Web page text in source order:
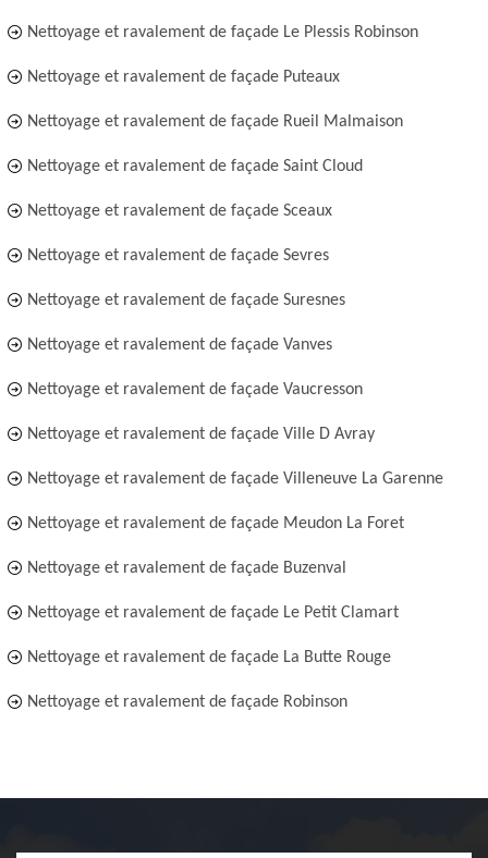
Nettoyage et ravalement de façade Le Plessis Robinson
Nettoyage et ravalement de façade Puteaux
Nettoyage et ravalement de façade Rueil Malmaison
Nettoyage et ravalement de façade Saint Cloud
Nettoyage et ravalement de façade Sceaux
Nettoyage et ravalement de façade Sevres
Nettoyage et ravalement de façade Suresnes
Nettoyage et ravalement de façade Vanves
Nettoyage et ravalement de façade Vaucresson
Nettoyage et ravalement de façade Ville D Avray
Nettoyage et ravalement de façade Villeneuve La Garenne
Nettoyage et ravalement de façade Meudon La Foret
Nettoyage et ravalement de façade Buzenval
Nettoyage et ravalement de façade Le Petit Clamart
Nettoyage et ravalement de façade La Butte Rouge
Nettoyage et ravalement de façade Robinson